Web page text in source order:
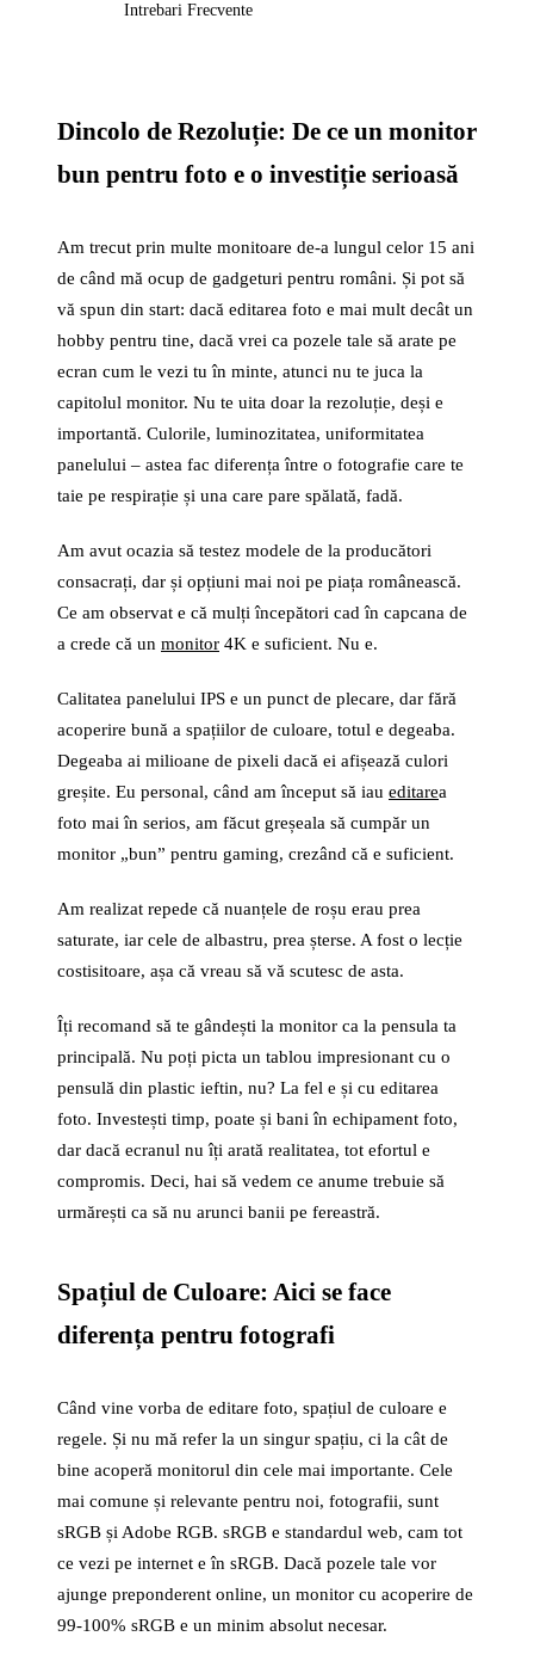
Intrebari Frecvente
Dincolo de Rezoluție: De ce un monitor
bun pentru foto e o investiție serioasă
Am trecut prin multe monitoare de-a lungul celor 15 ani
de când mă ocup de gadgeturi pentru români. Și pot să
vă spun din start: dacă editarea foto e mai mult decât un
hobby pentru tine, dacă vrei ca pozele tale să arate pe
ecran cum le vezi tu în minte, atunci nu te juca la
capitolul monitor. Nu te uita doar la rezoluție, deși e
importantă. Culorile, luminozitatea, uniformitatea
panelului – astea fac diferența între o fotografie care te
taie pe respirație și una care pare spălată, fadă.
Am avut ocazia să testez modele de la producători
consacrați, dar și opțiuni mai noi pe piața românească.
Ce am observat e că mulți începători cad în capcana de
a crede că un monitor 4K e suficient. Nu e.
Calitatea panelului IPS e un punct de plecare, dar fără
acoperire bună a spațiilor de culoare, totul e degeaba.
Degeaba ai milioane de pixeli dacă ei afișează culori
greșite. Eu personal, când am început să iau editarea
foto mai în serios, am făcut greșeala să cumpăr un
monitor „bun” pentru gaming, crezând că e suficient.
Am realizat repede că nuanțele de roșu erau prea
saturate, iar cele de albastru, prea șterse. A fost o lecție
costisitoare, așa că vreau să vă scutesc de asta.
Îți recomand să te gândești la monitor ca la pensula ta
principală. Nu poți picta un tablou impresionant cu o
pensulă din plastic ieftin, nu? La fel e și cu editarea
foto. Investești timp, poate și bani în echipament foto,
dar dacă ecranul nu îți arată realitatea, tot efortul e
compromis. Deci, hai să vedem ce anume trebuie să
urmărești ca să nu arunci banii pe fereastră.
Spațiul de Culoare: Aici se face
diferența pentru fotografi
Când vine vorba de editare foto, spațiul de culoare e
regele. Și nu mă refer la un singur spațiu, ci la cât de
bine acoperă monitorul din cele mai importante. Cele
mai comune și relevante pentru noi, fotografii, sunt
sRGB și Adobe RGB. sRGB e standardul web, cam tot
ce vezi pe internet e în sRGB. Dacă pozele tale vor
ajunge preponderent online, un monitor cu acoperire de
99-100% sRGB e un minim absolut necesar.